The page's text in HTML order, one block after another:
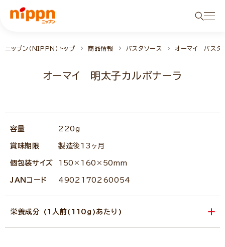
ニップン（NIPPN）トップ 商品情報 パスタソース オーマイ パスタ
オーマイ 明太子カルボナーラ
NEW
容量 220g
賞味期限 製造後13ヶ月
個包装サイズ 150×160×50mm
JANコード 4902170260054
栄養成分 (1人前(110g)あたり)